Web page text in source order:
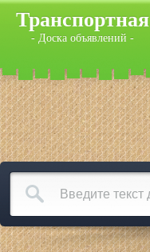
Транспортная
- Доска объявлений -